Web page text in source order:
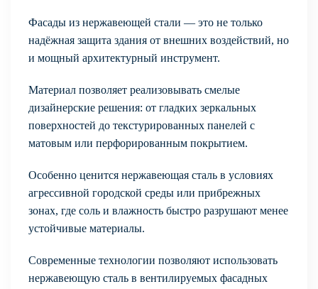
Фасады из нержавеющей стали — это не только
надёжная защита здания от внешних воздействий, но
и мощный архитектурный инструмент.
Материал позволяет реализовывать смелые
дизайнерские решения: от гладких зеркальных
поверхностей до текстурированных панелей с
матовым или перфорированным покрытием.
Особенно ценится нержавеющая сталь в условиях
агрессивной городской среды или прибрежных
зонах, где соль и влажность быстро разрушают менее
устойчивые материалы.
Современные технологии позволяют использовать
нержавеющую сталь в вентилируемых фасадных